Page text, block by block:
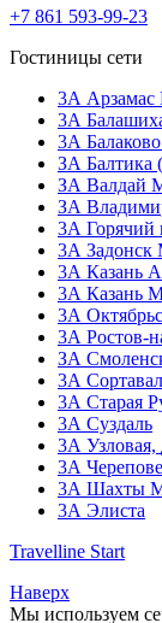
+7 861 593-99-23
Гостиницы сети
3А Арзамас
3А
3А
ЗА Балтика
ЗА Валдай
ЗА
3А Горячий
3А Задонск
3А Казань
3А Казань
3А
3А Ростов-
ЗА
3А
3А Старая
3А Суздаль
3А Узловая,
3А
3А Шахты
3А Элиста
Travelline Start
Наверх
Мы используем